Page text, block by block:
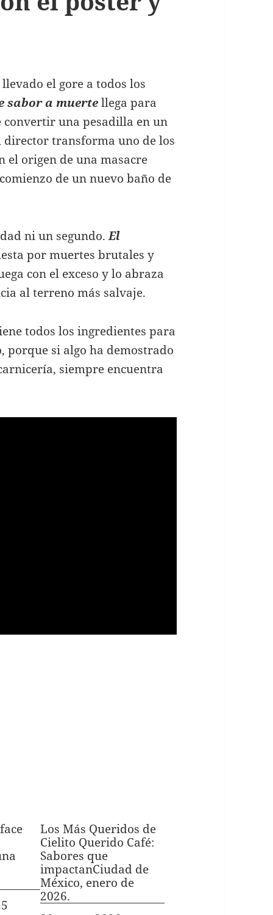
el gore a todos los
sabor a muertellega para
una pesadilla en un
director transforma uno de los
el origen de una masacre
de un nuevo baño de
ni un segundo.El
por muertes brutales y
con el exceso y lo abraza
al terreno más salvaje.
todos los ingredientes para
porque si algo ha demostrado
siempre encuentra
Los Más Queridos de
Cielito Querido Café:
Sabores que
impactanCiudad de
México, enero de
2026.